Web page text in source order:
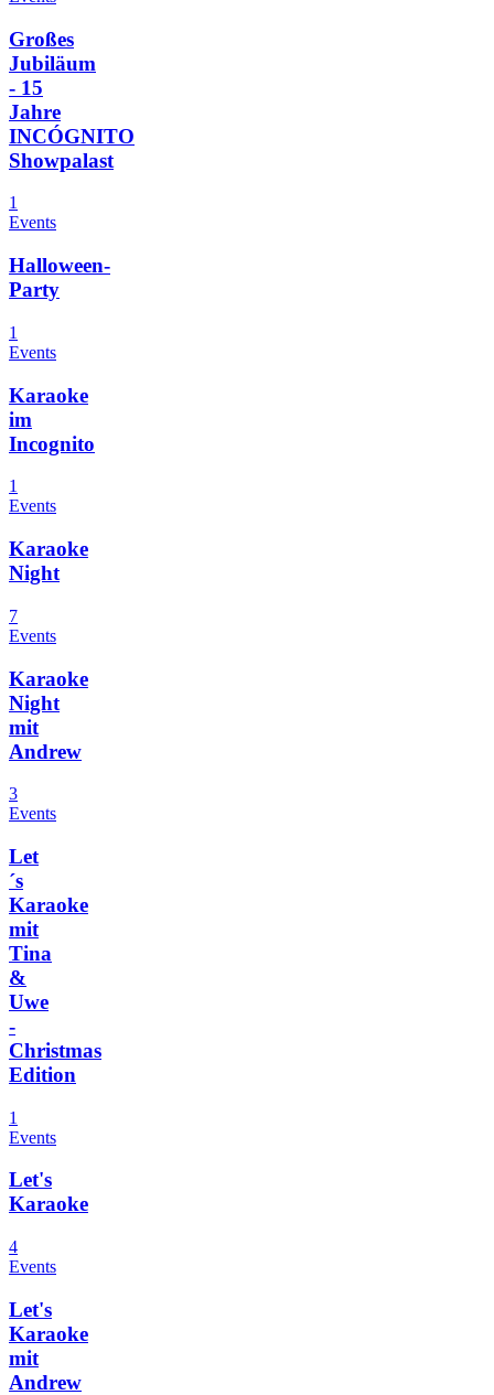
Großes
Jubiläum
- 15
Jahre
INCÓGNITO
Showpalast
1
Events
Halloween-
Party
1
Events
Karaoke
im
Incognito
1
Events
Karaoke
Night
7
Events
Karaoke
Night
mit
Andrew
3
Events
Let
´s
Karaoke
mit
Tina
&
Uwe
-
Christmas
Edition
1
Events
Let's
Karaoke
4
Events
Let's
Karaoke
mit
Andrew